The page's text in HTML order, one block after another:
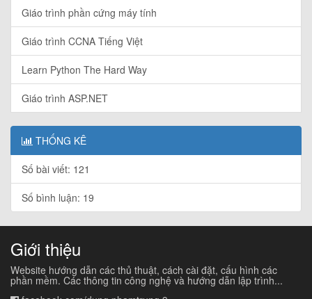
Giáo trình phần cứng máy tính
Giáo trình CCNA Tiếng Việt
Learn Python The Hard Way
Giáo trình ASP.NET
THỐNG KÊ
Số bài viết: 121
Số bình luận: 19
Giới thiệu
Website hướng dẫn các thủ thuật, cách cài đặt, cấu hình các
phần mềm. Các thông tin công nghệ và hướng dẫn lập trình...